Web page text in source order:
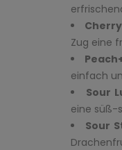
Zug eine
einfach
Sour
eine süß-
Sour